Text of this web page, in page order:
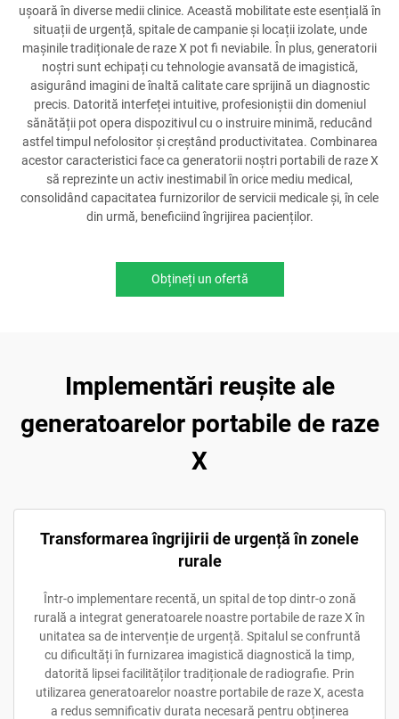
ușoară în diverse medii clinice. Această mobilitate este esențială în
situații de urgență, spitale de campanie și locații izolate, unde
mașinile tradiționale de raze X pot fi neviabile. În plus, generatorii
noștri sunt echipați cu tehnologie avansată de imagistică,
asigurând imagini de înaltă calitate care sprijină un diagnostic
precis. Datorită interfeței intuitive, profesioniștii din domeniul
sănătății pot opera dispozitivul cu o instruire minimă, reducând
astfel timpul nefolositor și creștând productivitatea. Combinarea
acestor caracteristici face ca generatorii noștri portabili de raze X
să reprezinte un activ inestimabil în orice mediu medical,
consolidând capacitatea furnizorilor de servicii medicale și, în cele
din urmă, beneficiind îngrijirea pacienților.
Obțineți un ofertă
Implementări reușite ale
generatoarelor portabile de raze
X
Transformarea îngrijirii de urgență în zonele
rurale
Într-o implementare recentă, un spital de top dintr-o zonă
rurală a integrat generatoarele noastre portabile de raze X în
unitatea sa de intervenție de urgență. Spitalul se confruntă
cu dificultăți în furnizarea imagistică diagnostică la timp,
datorită lipsei facilităților tradiționale de radiografie. Prin
utilizarea generatoarelor noastre portabile de raze X, acesta
a redus semnificativ durata necesară pentru obținerea